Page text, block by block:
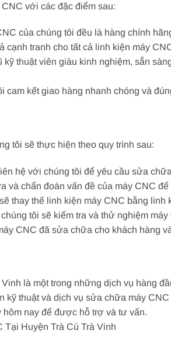
với các đặc điểm sau:
của chúng tôi đều là hàng chính
cạnh tranh cho tất cả linh kiện máy
thuật viên giàu kinh nghiệm, sẵn
kết giao hàng nhanh chóng và
tôi sẽ thực hiện theo quy trình sau:
hệ với chúng tôi để yêu cầu sửa
và chẩn đoán vấn đề của máy CNC
thay thế linh kiện máy CNC bằng linh
tôi sẽ kiểm tra và thử nghiệm
CNC đã sửa chữa cho khách hàng
là một trong những dịch vụ hàng
kỹ thuật và dịch vụ sửa chữa máy
nay để được hỗ trợ và tư vấn.
Huyện Trà Cú Trà Vinh